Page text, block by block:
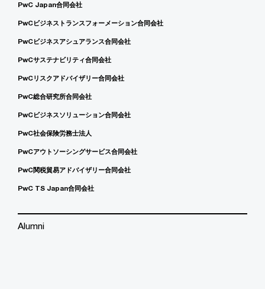
PwC Japan合同会社
PwCビジネストランスフォーメーション合同会社
PwCビジネスアシュアランス合同会社
PwCサステナビリティ合同会社
PwCリスクアドバイザリー合同会社
PwC総合研究所合同会社
PwCビジネスソリューション合同会社
PwC社会保険労務士法人
PwCアウトソーシングサービス合同会社
PwC関税貿易アドバイザリー合同会社
PwC TS Japan合同会社
Alumni